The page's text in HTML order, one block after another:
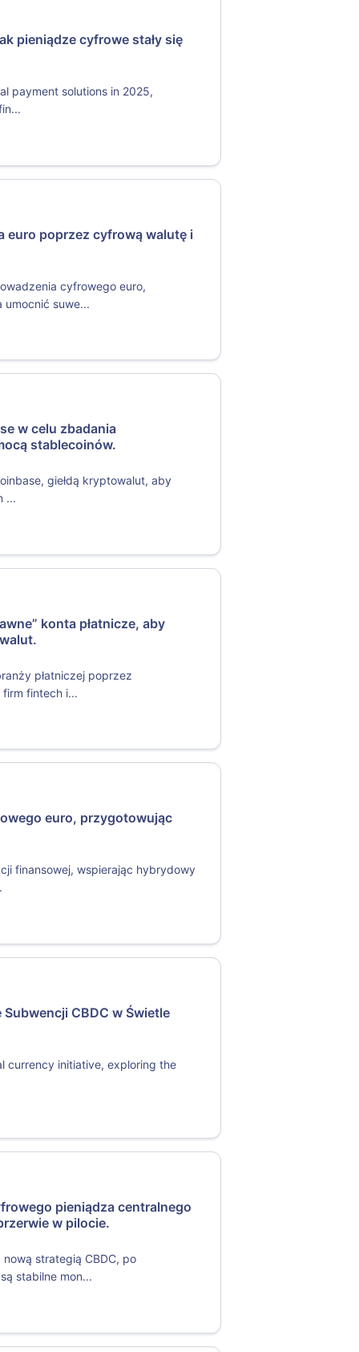
pieniądze cyfrowe stały się
payment solutions in 2025,
euro poprzez cyfrową walutę i
cyfrowego euro,
suwe...
w celu zbadania
stablecoinów.
giełdą kryptowalut, aby
...
konta płatnicze, aby
płatniczej poprzez
fintech i...
euro, przygotowując
finansowej, wspierając hybrydowy
CBDC w Świetle
currency initiative, exploring the
pieniądza centralnego
w pilocie.
strategią CBDC, po
stabilne mon...